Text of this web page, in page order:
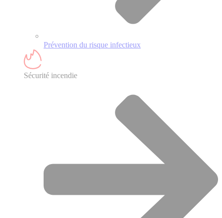
Prévention du risque infectieux
Sécurité incendie